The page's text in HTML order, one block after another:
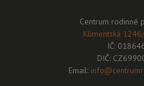
Centrum rodinné
Klimentská
IČ:
DIČ:
Email: